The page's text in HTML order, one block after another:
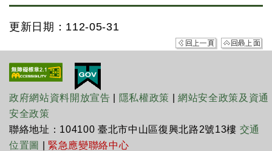
更新日期：112-05-31
政府網站資料開放宣告 隱私權政策 |網站安全政策及資通
安全政策
聯絡地址：104100 臺北市中山區復興北路2號13樓 交通
位置圖
緊急應變聯絡中心